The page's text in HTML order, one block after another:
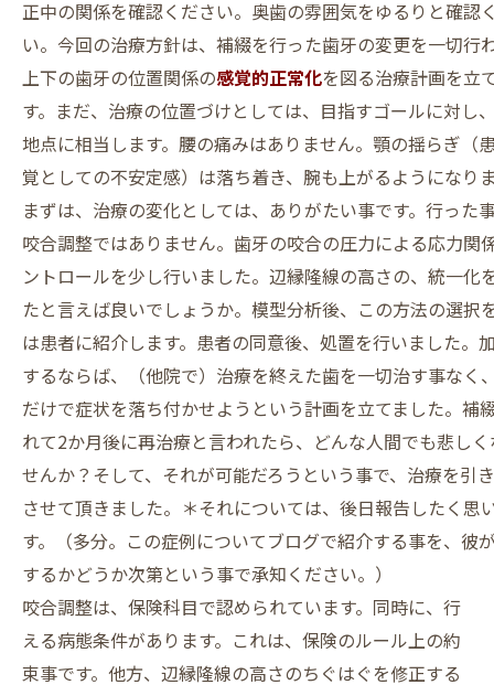
正中の関係を確認ください。奥歯の雰囲気をゆるりと確認
い。今回の治療方針は、補綴を行った歯牙の変更を一切行
上下の歯牙の位置関係の感覚的正常化を図る治療計画を立
す。まだ、治療の位置づけとしては、目指すゴールに対し
地点に相当します。腰の痛みはありません。顎の揺らぎ（
覚としての不安定感）は落ち着き、腕も上がるようになり
まずは、治療の変化としては、ありがたい事です。行った
咬合調整ではありません。歯牙の咬合の圧力による応力関
ントロールを少し行いました。辺縁隆線の高さの、統一化
たと言えば良いでしょうか。模型分析後、この方法の選択
は患者に紹介します。患者の同意後、処置を行いました。
するならば、（他院で）治療を終えた歯を一切治す事なく
だけで症状を落ち付かせようという計画を立てました。補
れて2か月後に再治療と言われたら、どんな人間でも悲し
せんか？そして、それが可能だろうという事で、治療を引
させて頂きました。＊それについては、後日報告したく思
す。（多分。この症例についてブログで紹介する事を、彼
するかどうか次第という事で承知ください。）
咬合調整は、保険科目で認められています。同時に、行
える病態条件があります。これは、保険のルール上の約
束事です。他方、辺縁隆線の高さのちぐはぐを修正する